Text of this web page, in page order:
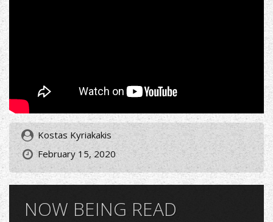
Kostas Kyriakakis
February 15, 2020
NOW BEING READ